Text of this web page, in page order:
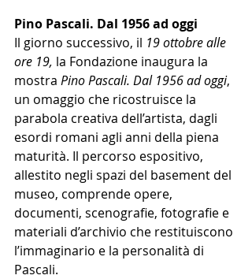
Pino Pascali. Dal 1956 ad oggi
Il giorno successivo, il 19 ottobre alle
ore 19, la Fondazione inaugura la
mostra Pino Pascali. Dal 1956 ad oggi,
un omaggio che ricostruisce la
parabola creativa dell’artista, dagli
esordi romani agli anni della piena
maturità. Il percorso espositivo,
allestito negli spazi del basement del
museo, comprende opere,
documenti, scenografie, fotografie e
materiali d’archivio che restituiscono
l’immaginario e la personalità di
Pascali.